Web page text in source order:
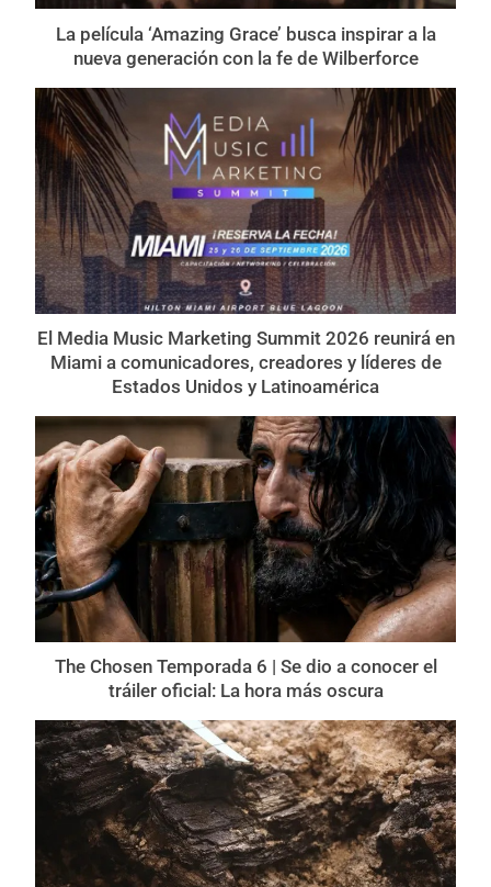
La película ‘Amazing Grace’ busca inspirar a la
nueva generación con la fe de Wilberforce
El Media Music Marketing Summit 2026 reunirá en
Miami a comunicadores, creadores y líderes de
Estados Unidos y Latinoamérica
The Chosen Temporada 6 | Se dio a conocer el
tráiler oficial: La hora más oscura